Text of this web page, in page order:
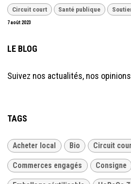
Circuit court Santé publique
7 août 2023
LE BLOG
Suivez nos actualités, nos
TAGS
Acheter local Bio Circuit
Commerces engagés Consigne